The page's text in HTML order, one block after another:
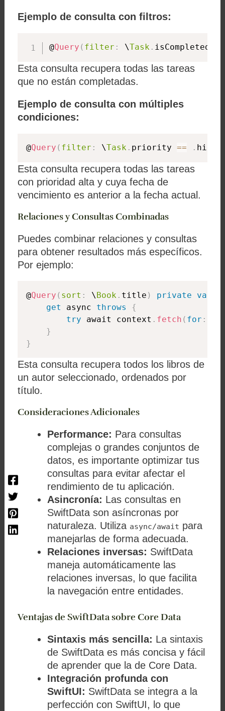
Ejemplo de consulta con filtros:
@Query ( filter : \Task. isCompleted
Esta consulta recupera todas las tareas
que no están completadas.
Ejemplo de consulta con múltiples
condiciones:
@Query ( filter : \Task. priority == . high
Esta consulta recupera todas las tareas
con prioridad alta y cuya fecha de
vencimiento es anterior a la fecha actual.
Relaciones y Consultas Combinadas
Puedes combinar relaciones y consultas
para obtener resultados más específicos.
Por ejemplo:
@Query ( sort : \Book . title ) private var
get async throws
{
try await context . fetch ( for :
}
}
Esta consulta recupera todos los libros de
un autor seleccionado, ordenados por
título.
Consideraciones Adicionales
Performance: Para consultas
complejas o grandes conjuntos de
datos, es importante optimizar tus
consultas para evitar afectar el
rendimiento de tu aplicación.
Asincronía: Las consultas en
SwiftData son asíncronas por
naturaleza. Utiliza async/await para
manejarlas de forma adecuada.
Relaciones inversas: SwiftData
maneja automáticamente las
relaciones inversas, lo que facilita
la navegación entre entidades.
Ventajas de SwiftData sobre Core Data
Sintaxis más sencilla: La sintaxis
de SwiftData es más concisa y fácil
de aprender que la de Core Data.
Integración profunda con
SwiftUI: SwiftData se integra a la
perfección con SwiftUI, lo que